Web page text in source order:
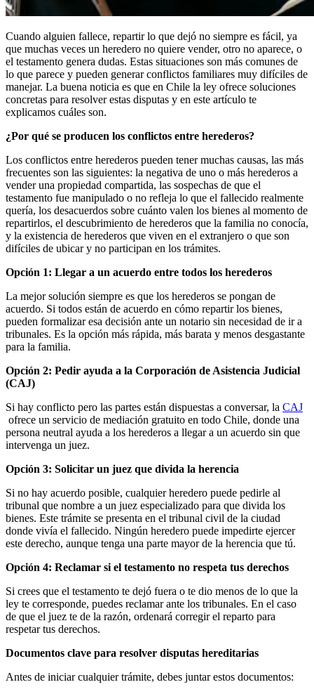
Cuando alguien fallece, repartir lo que dejó no siempre es fácil, ya
que muchas veces un heredero no quiere vender, otro no aparece, o
el testamento genera dudas. Estas situaciones son más comunes de
lo que parece y pueden generar conflictos familiares muy difíciles de
manejar. La buena noticia es que en Chile la ley ofrece soluciones
concretas para resolver estas disputas y en este artículo te
explicamos cuáles son.
¿Por qué se producen los conflictos entre herederos?
Los conflictos entre herederos pueden tener muchas causas, las más
frecuentes son las siguientes: la negativa de uno o más herederos a
vender una propiedad compartida, las sospechas de que el
testamento fue manipulado o no refleja lo que el fallecido realmente
quería, los desacuerdos sobre cuánto valen los bienes al momento de
repartirlos, el descubrimiento de herederos que la familia no conocía,
y la existencia de herederos que viven en el extranjero o que son
difíciles de ubicar y no participan en los trámites.
Opción 1: Llegar a un acuerdo entre todos los herederos
La mejor solución siempre es que los herederos se pongan de
acuerdo. Si todos están de acuerdo en cómo repartir los bienes,
pueden formalizar esa decisión ante un notario sin necesidad de ir a
tribunales. Es la opción más rápida, más barata y menos desgastante
para la familia.
Opción 2: Pedir ayuda a la Corporación de Asistencia Judicial
(CAJ)
Si hay conflicto pero las partes están dispuestas a conversar, la CAJ
ofrece un servicio de mediación gratuito en todo Chile, donde una
persona neutral ayuda a los herederos a llegar a un acuerdo sin que
intervenga un juez.
Opción 3: Solicitar un juez que divida la herencia
Si no hay acuerdo posible, cualquier heredero puede pedirle al
tribunal que nombre a un juez especializado para que divida los
bienes. Este trámite se presenta en el tribunal civil de la ciudad
donde vivía el fallecido. Ningún heredero puede impedirte ejercer
este derecho, aunque tenga una parte mayor de la herencia que tú.
Opción 4: Reclamar si el testamento no respeta tus derechos
Si crees que el testamento te dejó fuera o te dio menos de lo que la
ley te corresponde, puedes reclamar ante los tribunales. En el caso
de que el juez te de la razón, ordenará corregir el reparto para
respetar tus derechos.
Documentos clave para resolver disputas hereditarias
Antes de iniciar cualquier trámite, debes juntar estos documentos: